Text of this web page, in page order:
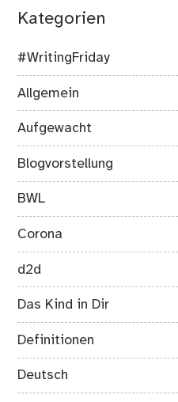
Kategorien
#WritingFriday
Allgemein
Aufgewacht
Blogvorstellung
BWL
Corona
d2d
Das Kind in Dir
Definitionen
Deutsch